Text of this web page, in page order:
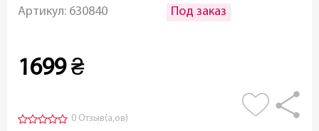
Артикул: 630840 Под заказ
1699 ₴
0 Отзыв(а,ов)